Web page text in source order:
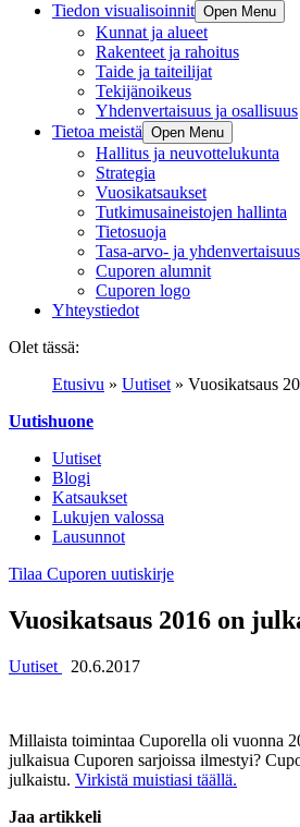
Tiedon visualisoinnit Open Menu
Kunnat ja alueet
Rakenteet ja rahoitus
Taide ja taiteilijat
Tekijänoikeus
Yhdenvertaisuus ja osallisuus
Tietoa meistä Open Menu
Hallitus ja neuvottelukunta
Strategia
Vuosikatsaukset
Tutkimusaineistojen hallinta
Tietosuoja
Tasa-arvo- ja
Cuporen alumnit
Cuporen logo
Yhteystiedot
Olet tässä:
Etusivu » Uutiset » Vuosikatsaus
Uutishuone
Uutiset
Blogi
Katsaukset
Lukujen valossa
Lausunnot
Tilaa Cuporen uutiskirje
Vuosikatsaus 2016 on
Uutiset 20.6.2017
Millaista toimintaa Cuporella oli vuonna
julkaisua Cuporen sarjoissa ilmestyi?
julkaistu. Virkistä muistiasi täällä.
Jaa artikkeli